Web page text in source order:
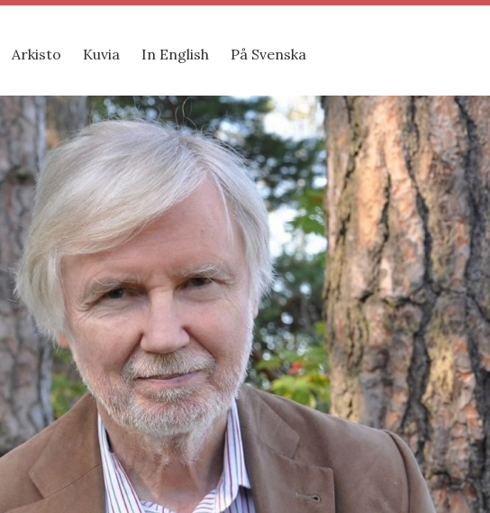
Arkisto Kuvia In English På Svenska